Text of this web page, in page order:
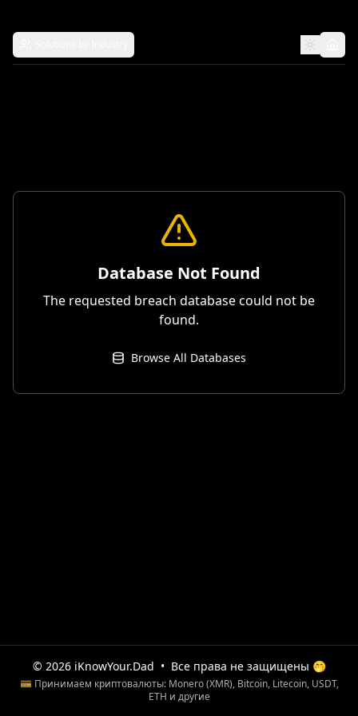
Database Not Found
The requested breach database could not be
found.
Browse All Databases
© 2026 iKnowYour.Dad • Все права не защищены 🤭
💳 Принимаем криптовалюты: Monero (XMR), Bitcoin, Litecoin, USDT,
ETH и другие